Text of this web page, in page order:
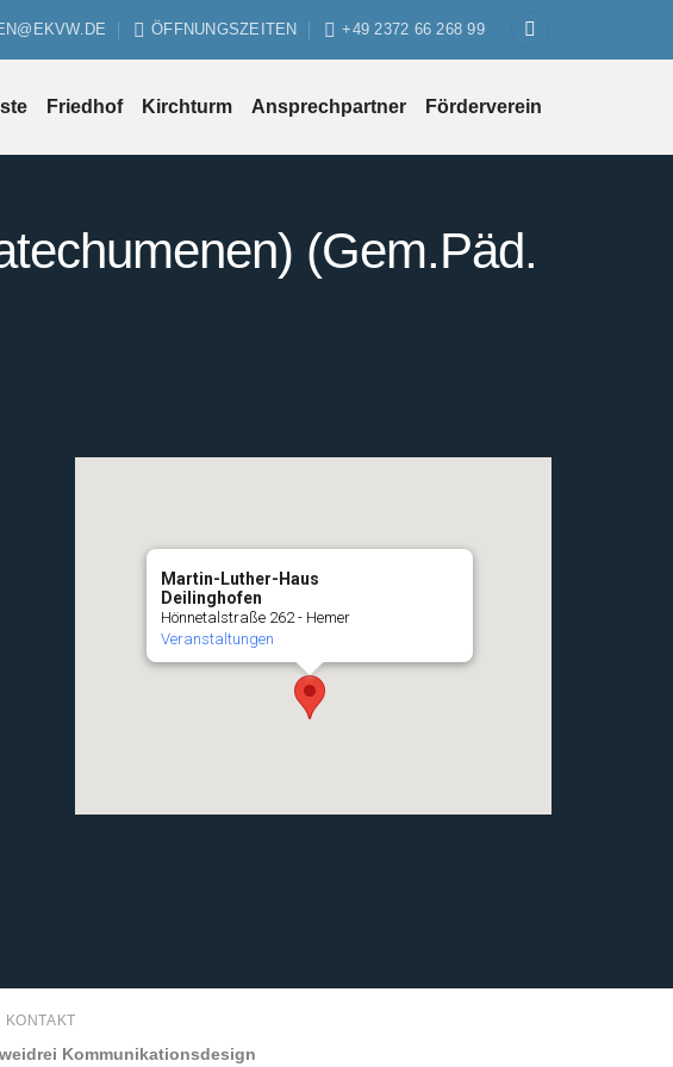
ÖFFNUNGSZEITEN +49 2372 66 268 99
Friedhof Kirchturm Ansprechpartner Förderverein
(Gem.Päd.
Martin-Luther-Haus
Deilinghofen
Hönnetalstraße 262 - Hemer
Veranstaltungen
KONTAKT
Kommunikationsdesign